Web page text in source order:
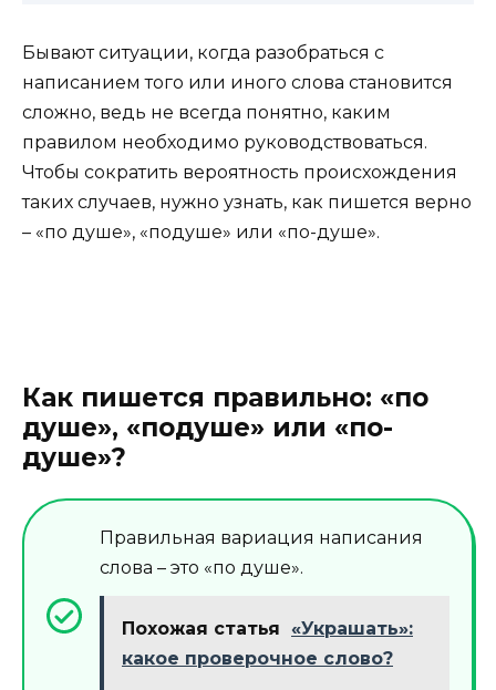
Бывают ситуации, когда разобраться с
написанием того или иного слова становится
сложно, ведь не всегда понятно, каким
правилом необходимо руководствоваться.
Чтобы сократить вероятность происхождения
таких случаев, нужно узнать, как пишется верно
– «по душе», «подуше» или «по-душе».
Как пишется правильно: «по
душе», «подуше» или «по-
душе»?
Правильная вариация написания
слова – это «по душе».
Похожая статья
«Украшать»:
какое проверочное слово?